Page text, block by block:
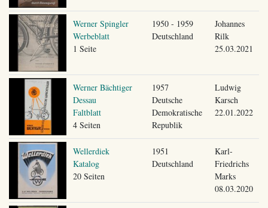
Werner Spingler
Werbeblatt
1 Seite
1950 - 1959
Deutschland
Johannes
Rilk
25.03.2021
Werner Bächtiger
Dessau
Faltblatt
4 Seiten
1957
Deutsche
Demokratische
Republik
Ludwig
Karsch
22.01.2022
Wellerdiek
Katalog
20 Seiten
1951
Deutschland
Karl-
Friedrichs
Marks
08.03.2020